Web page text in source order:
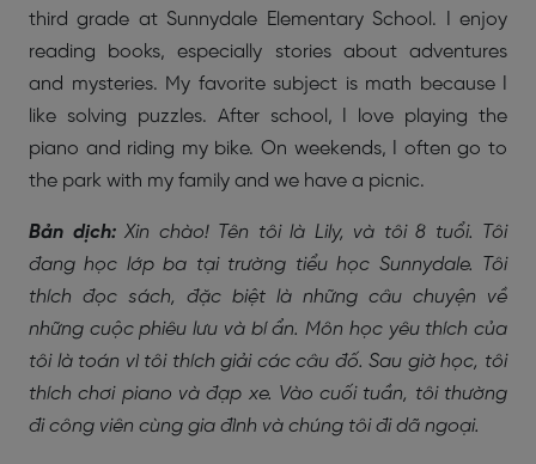
third grade at Sunnydale Elementary School. I enjoy
reading books, especially stories about adventures
and mysteries. My favorite subject is math because I
like solving puzzles. After school, I love playing the
piano and riding my bike. On weekends, I often go to
the park with my family and we have a picnic.
Bản dịch: Xin chào! Tên tôi là Lily, và tôi 8 tuổi. Tôi
đang học lớp ba tại trường tiểu học Sunnydale. Tôi
thích đọc sách, đặc biệt là những câu chuyện về
những cuộc phiêu lưu và bí ẩn. Môn học yêu thích của
tôi là toán vì tôi thích giải các câu đố. Sau giờ học, tôi
thích chơi piano và đạp xe. Vào cuối tuần, tôi thường
đi công viên cùng gia đình và chúng tôi đi dã ngoại.